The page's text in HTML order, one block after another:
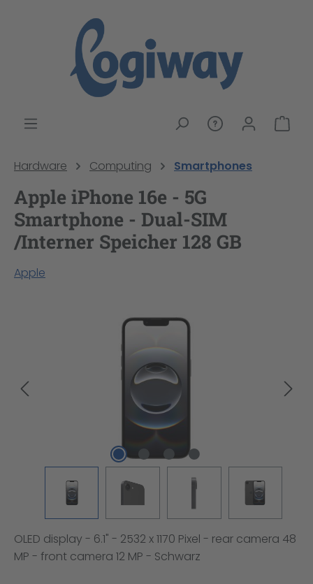
Hardware Computing Smartphones
Apple iPhone 16e - 5G
Smartphone - Dual-SIM
/Interner Speicher 128 GB
Apple
Bildergalerie überspringen
OLED display - 6.1" - 2532 x 1170 Pixel - rear camera 48
MP - front camera 12 MP - Schwarz